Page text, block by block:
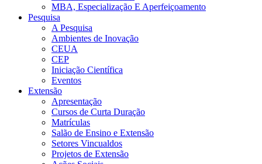
MBA, Especialização E Aperfeiçoamento
Pesquisa
A Pesquisa
Ambientes de Inovação
CEUA
CEP
Iniciação Científica
Eventos
Extensão
Apresentação
Cursos de Curta Duração
Matrículas
Salão de Ensino e Extensão
Setores Vincualdos
Projetos de Extensão